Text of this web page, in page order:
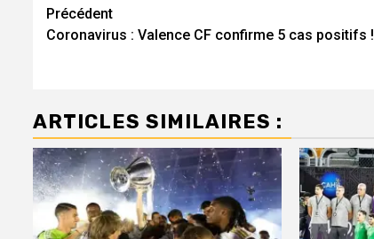
Navigation
d’article
Précédent
Coronavirus : Valence CF confirme 5 cas positifs !
ARTICLES SIMILAIRES :